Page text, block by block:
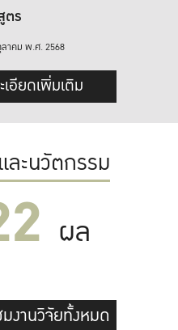
ตร
าคม พ.ศ. 2568
เอียดเพิ่มเติม
ละนวัตกรรม
ผล
งานวิจัยทั้งหมด